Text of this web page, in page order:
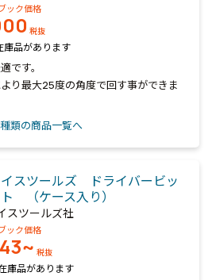
ック価格
税抜
庫品があります
です。
り最大25度の角度で回す事ができま
種類の商品一覧へ
イスツールズ ドライバービッ
（ケース入り）
スツールズ社
ック価格
税抜
庫品があります